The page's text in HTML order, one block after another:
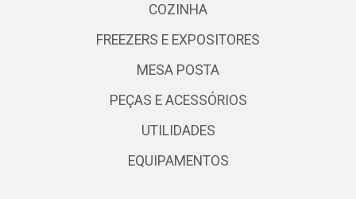
COZINHA
FREEZERS E EXPOSITORES
MESA POSTA
PEÇAS E ACESSÓRIOS
UTILIDADES
EQUIPAMENTOS